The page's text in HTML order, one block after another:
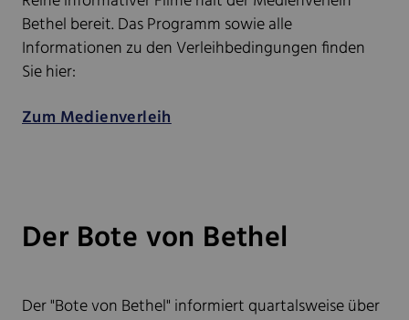
Bethel bereit. Das Programm sowie alle
Informationen zu den Verleihbedingungen finden
Sie hier:
Zum Medienverleih
Der Bote von Bethel
Der "Bote von Bethel" informiert quartalsweise über